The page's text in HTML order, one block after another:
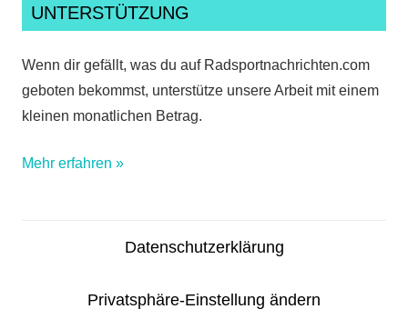
UNTERSTÜTZUNG
Wenn dir gefällt, was du auf Radsportnachrichten.com
geboten bekommst, unterstütze unsere Arbeit mit einem
kleinen monatlichen Betrag.
Mehr erfahren »
Datenschutzerklärung
Privatsphäre-Einstellung ändern